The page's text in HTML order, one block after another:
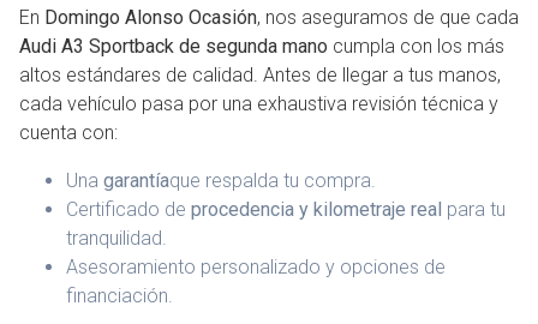
En Domingo Alonso Ocasión, nos aseguramos de que cada
Audi A3 Sportback de segunda mano cumpla con los más
altos estándares de calidad. Antes de llegar a tus manos,
cada vehículo pasa por una exhaustiva revisión técnica y
cuenta con:
Unagarantíaque respalda tu compra.
Certificado deprocedencia y kilometraje real para tu
tranquilidad.
Asesoramiento personalizado y opciones de
financiación.